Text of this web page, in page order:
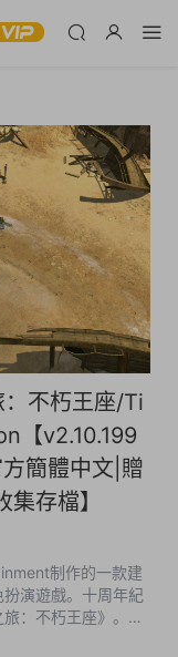
不朽王座/Ti
【v2.10.199
簡體中文|贈
存檔】
制作的一款建
演遊戲。十周年紀
：不朽王座》。該